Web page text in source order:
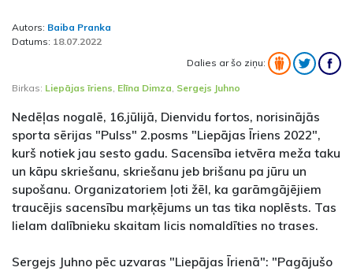
Autors: Baiba Pranka
Datums: 18.07.2022
Dalies ar šo ziņu:
Birkas: Liepājas īriens, Elīna Dimza, Sergejs Juhno
Nedēļas nogalē, 16.jūlijā, Dienvidu fortos, norisinājās
sporta sērijas "Pulss" 2.posms "Liepājas Īriens 2022",
kurš notiek jau sesto gadu. Sacensība ietvēra meža taku
un kāpu skriešanu, skriešanu jeb brišanu pa jūru un
supošanu. Organizatoriem ļoti žēl, ka garāmgājējiem
traucējis sacensību marķējums un tas tika noplēsts. Tas
lielam dalībnieku skaitam licis nomaldīties no trases.
Sergejs Juhno pēc uzvaras "Liepājas Īrienā": "Pagājušo